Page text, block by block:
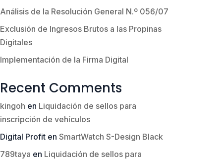
Análisis de la Resolución General N.º 056/07
Exclusión de Ingresos Brutos a las Propinas
Digitales
Implementación de la Firma Digital
Recent Comments
kingoh en Liquidación de sellos para
inscripción de vehículos
Digital Profit en SmartWatch S-Design Black
789taya en Liquidación de sellos para